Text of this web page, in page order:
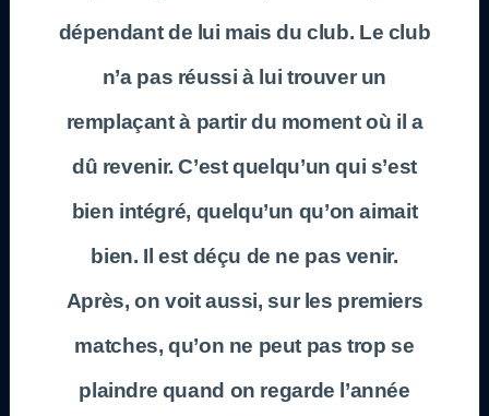
dépendant de lui mais du club. Le club
n’a pas réussi à lui trouver un
remplaçant à partir du moment où il a
dû revenir. C’est quelqu’un qui s’est
bien intégré, quelqu’un qu’on aimait
bien. Il est déçu de ne pas venir.
Après, on voit aussi, sur les premiers
matches, qu’on ne peut pas trop se
plaindre quand on regarde l’année